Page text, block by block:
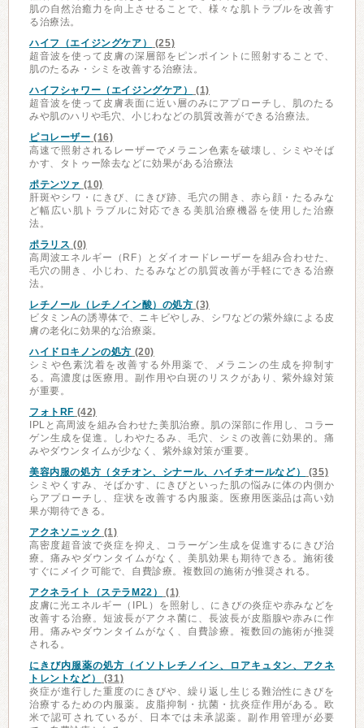
肌の自然治癒力を向上させることで、様々な肌トラブルを改善す
る治療法。
ハイフ（エイジングケア）
(25)
超音波を使って皮膚の深層部をピンポイントに照射することで、
肌のたるみ・シミを改善する治療法。
ハイフシャワー（エイジングケア）
(1)
超音波を使って皮膚表面に近い層のみにアプローチし、肌のたる
みや肌のハリや毛穴、小じわなどの肌質改善ができる治療法。
ピコレーザー (16)
高速で照射されるレーザーでメラニン色素を破壊し、シミやそば
かす、タトゥー除去などに効果がある治療法
ポテンツァ (10)
肝斑やシワ・にきび、にきび跡、毛穴の開き、赤ら顔・たるみな
ど幅広い肌トラブルに対応できる美肌治療機器を使用した治療
法。
ポラリス (0)
高周波エネルギー（RF）とダイオードレーザーを組み合わせた、
毛穴の開き、小じわ、たるみなどの肌質改善が手軽にできる治療
法。
レチノール（レチノイン酸）の処方 (3)
ビタミンAの誘導体で、ニキビやしみ、シワなどの紫外線による皮
膚の老化に効果的な治療薬。
ハイドロキノンの処方 (20)
シミや色素沈着を改善する外用薬で、メラニンの生成を抑制す
る。高濃度は医療用。副作用や白斑のリスクがあり、紫外線対策
が重要。
フォトRF (42)
IPLと高周波を組み合わせた美肌治療。肌の深部に作用し、コラー
ゲン生成を促進。しわやたるみ、毛穴、シミの改善に効果的。痛
みやダウンタイムが少なく、紫外線対策が重要。
美容内服の処方（タチオン、シナール、ハイチオールなど）
(35)
シミやくすみ、そばかす、にきびといった肌の悩みに体の内側か
らアプローチし、症状を改善する内服薬。医療用医薬品は高い効
果が期待できる。
アクネソニック (1)
高密度超音波で炎症を抑え、コラーゲン生成を促進するにきび治
療。痛みやダウンタイムがなく、美肌効果も期待できる。施術後
すぐにメイク可能で、自費診療。複数回の施術が推奨される。
アクネライト（ステラM22）
(1)
皮膚に光エネルギー（IPL）を照射し、にきびの炎症や赤みなどを
改善する治療。短波長がアクネ菌に、長波長が皮脂腺や赤みに作
用。痛みやダウンタイムがなく、自費診療。複数回の施術が推奨
される。
にきび内服薬の処方（イソトレチノイン、ロアキュタン、アクネ
トレントなど）
(31)
炎症が進行した重度のにきびや、繰り返し生じる難治性にきびを
治療するための内服薬。皮脂抑制・抗菌・抗炎症作用がある。欧
米で認可されているが、日本では未承認薬。副作用管理が必要